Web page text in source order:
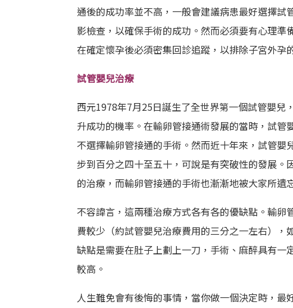
通後的成功率並不高，一般會建議病患最好選擇
影檢查，以確保手術的成功。然而必須要有心理
在確定懷孕後必須密集回診追蹤，以排除子宮外孕
試管嬰兒治療
西元1978年7月25日誕生了全世界第一個試管嬰
升成功的機率。在輸卵管接通術發展的當時，試
不選擇輸卵管接通的手術。然而近十年來，試管
步到百分之四十至五十，可說是有突破性的發展
的治療，而輸卵管接通的手術也漸漸地被大家所遺
不容諱言，這兩種治療方式各有各的優缺點。輸
費較少（約試管嬰兒治療費用的三分之一左右）
缺點是需要在肚子上劃上一刀，手術、麻醉具有
較高。
人生難免會有後悔的事情，當你做一個決定時，最